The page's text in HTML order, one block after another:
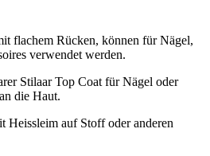
flachem Rücken, können für Nägel,
verwendet werden.
Stilaar Top Coat für Nägel oder
die Haut.
Heissleim auf Stoff oder anderen